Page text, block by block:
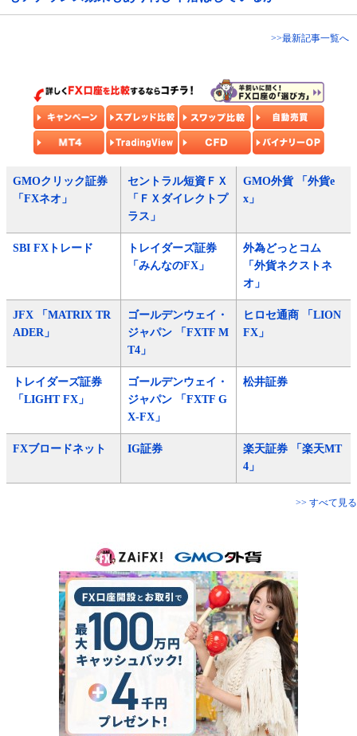
>>最新記事一覧へ
GMOクリック証券
「FXネオ」
セントラル短資ＦＸ
「ＦＸダイレクトプ
ラス」
GMO外貨 「外貨e
x」
SBI FXトレード
トレイダーズ証券
「みんなのFX」
外為どっとコム
「外貨ネクストネ
オ」
JFX 「MATRIX TR
ADER」
ゴールデンウェイ・
ジャパン 「FXTF M
T4」
ヒロセ通商 「LION
FX」
トレイダーズ証券
「LIGHT FX」
ゴールデンウェイ・
ジャパン 「FXTF G
X-FX」
松井証券
FXブロードネット IG証券
楽天証券 「楽天MT
4」
>> すべて見る